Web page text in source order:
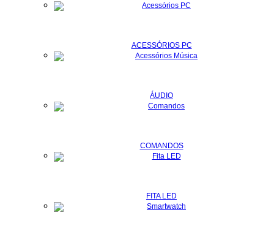
ACESSÓRIOS PC
ÁUDIO
COMANDOS
FITA LED